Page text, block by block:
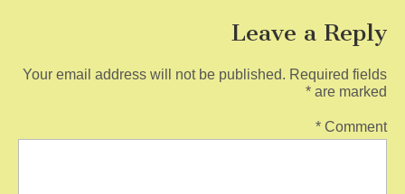
Leave a Reply
Your email address will not be published. Required fields
are marked
*
Comment
*